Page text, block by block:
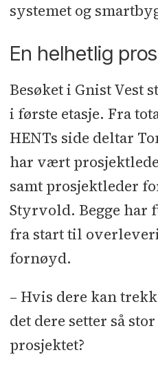
systemet og
En helhetlig
Besøket i Gnist Vest
i første etasje. Fra
HENTs side deltar
har vært
samt prosjektleder
Styrvold. Begge har
fra start til
fornøyd.
– Hvis dere kan
det dere setter så
prosjektet?